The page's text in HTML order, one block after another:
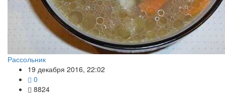
Рассольник
19 декабря 2016, 22:02
0
8824